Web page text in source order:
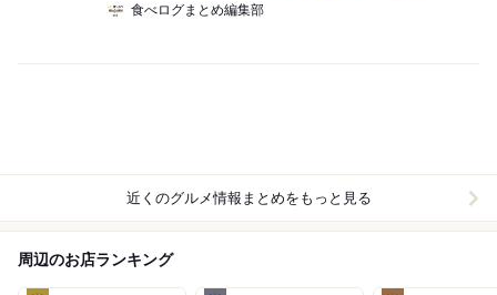
食べログまとめ編集部
近くのグルメ情報まとめをもっと見る
周辺のお店ランキング